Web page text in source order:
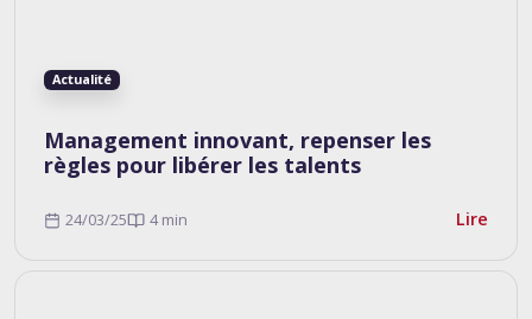
Actualité
Management innovant, repenser les
règles pour libérer les talents
24/03/25 4 min Lire